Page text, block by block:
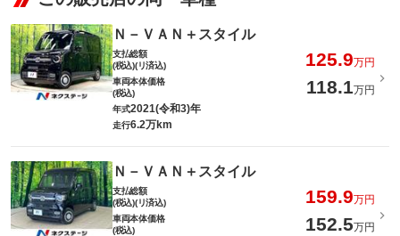
Ｎ－ＶＡＮ＋スタイル
支払総額
(税込)(リ済込)
125.9万円
車両本体価格
(税込)
118.1万円
年式2021(令和3)年
走行6.2万km
Ｎ－ＶＡＮ＋スタイル
支払総額
(税込)(リ済込)
159.9万円
車両本体価格
(税込)
152.5万円